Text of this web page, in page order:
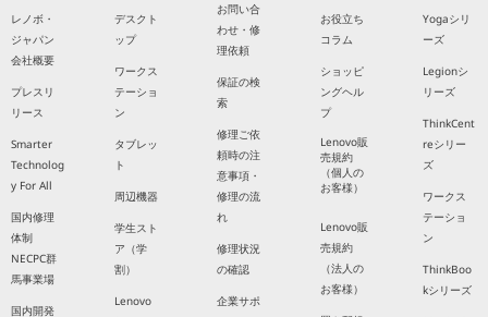
レノボ・
ジャパン
会社概要
プレスリ
リース
Smarter
Technolog
y For All
国内修理
体制
NECPC群
馬事業場
国内開発
デスクト
ップ
ワークス
テーショ
ン
タブレッ
ト
周辺機器
学生スト
ア（学
割）
Lenovo
お問い合
わせ・修
理依頼
保証の検
索
修理ご依
頼時の注
意事項・
修理の流
れ
修理状況
の確認
企業サポ
お役立ち
コラム
ショッピ
ングヘル
プ
Lenovo販
売規約
（個人の
お客様）
Lenovo販
売規約
（法人の
お客様）
Yogaシリ
ーズ
Legionシ
リーズ
ThinkCent
reシリー
ズ
ワークス
テーショ
ン
ThinkBoo
kシリーズ